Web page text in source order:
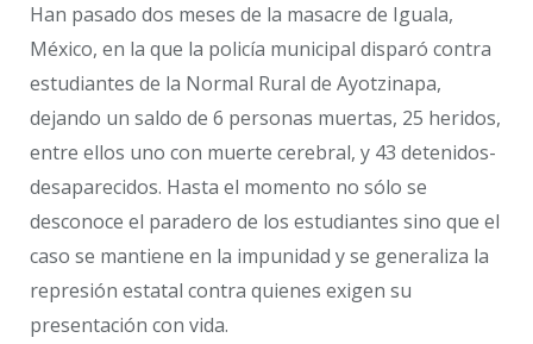
Han pasado dos meses de la masacre de Iguala,
México, en la que la policía municipal disparó contra
estudiantes de la Normal Rural de Ayotzinapa,
dejando un saldo de 6 personas muertas, 25 heridos,
entre ellos uno con muerte cerebral, y 43 detenidos-
desaparecidos. Hasta el momento no sólo se
desconoce el paradero de los estudiantes sino que el
caso se mantiene en la impunidad y se generaliza la
represión estatal contra quienes exigen su
presentación con vida.